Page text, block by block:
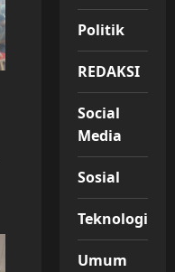
Politik
REDAKSI
Social
Media
Sosial
Teknologi
Umum